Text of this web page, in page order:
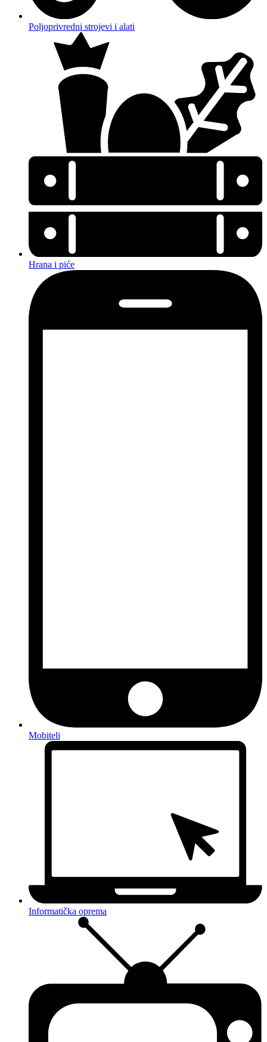
Poljoprivredni strojevi i alati
Hrana i piće
Mobiteli
Informatička oprema